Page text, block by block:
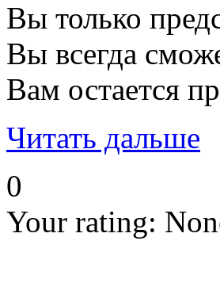
Вы только
Вы всегда
Вам остается
Читать дальше
0
Your rating: